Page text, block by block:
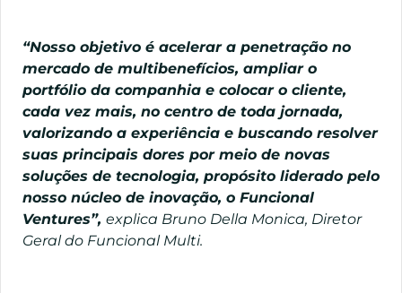
“Nosso objetivo é acelerar a penetração no
mercado de multibenefícios, ampliar o
portfólio da companhia e colocar o cliente,
cada vez mais, no centro de toda jornada,
valorizando a experiência e buscando resolver
suas principais dores por meio de novas
soluções de tecnologia, propósito liderado pelo
nosso núcleo de inovação, o Funcional
Ventures”, explica Bruno Della Monica, Diretor
Geral do Funcional Multi.